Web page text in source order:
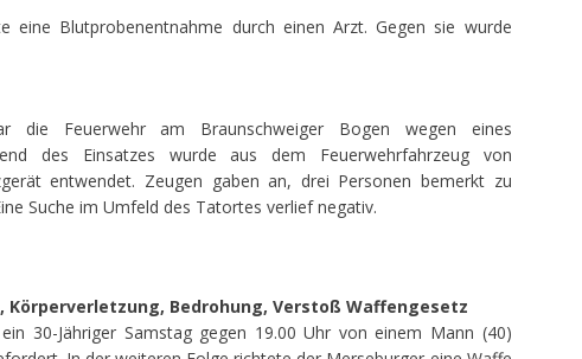
eine Blutprobenentnahme durch einen Arzt. Gegen sie wurde
die Feuerwehr am Braunschweiger Bogen wegen eines
des Einsatzes wurde aus dem Feuerwehrfahrzeug von
entwendet. Zeugen gaben an, drei Personen bemerkt zu
Suche im Umfeld des Tatortes verlief negativ.
Körperverletzung, Bedrohung, Verstoß Waffengesetz
30-Jähriger Samstag gegen 19.00 Uhr von einem Mann (40)